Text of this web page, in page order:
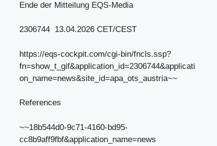
Ende der Mitteilung EQS-Media
2306744 13.04.2026 CET/CEST
https://eqs-cockpit.com/cgi-bin/fncls.ssp?
fn=show_t_gif&application_id=2306744&applicati
on_name=news&site_id=apa_ots_austria~~
References
~~18b544d0-9c71-4160-bd95-
cc8b9aff9fbf&application_name=news